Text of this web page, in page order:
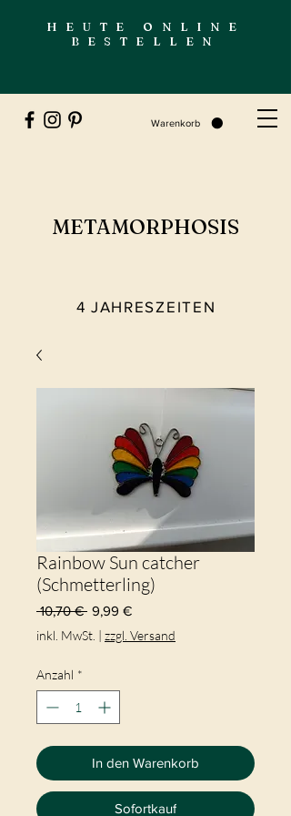
HEUTE ONLINE
BESTELLEN
Warenkorb
METAMORPHOSIS
4 JAHRESZEITEN
Rainbow Sun catcher
(Schmetterling)
10,70 € Standardpreis
9,99 €Sale-
inkl. MwSt. | zzgl. Versand
Anzahl *
In den Warenkorb
Sofortkauf